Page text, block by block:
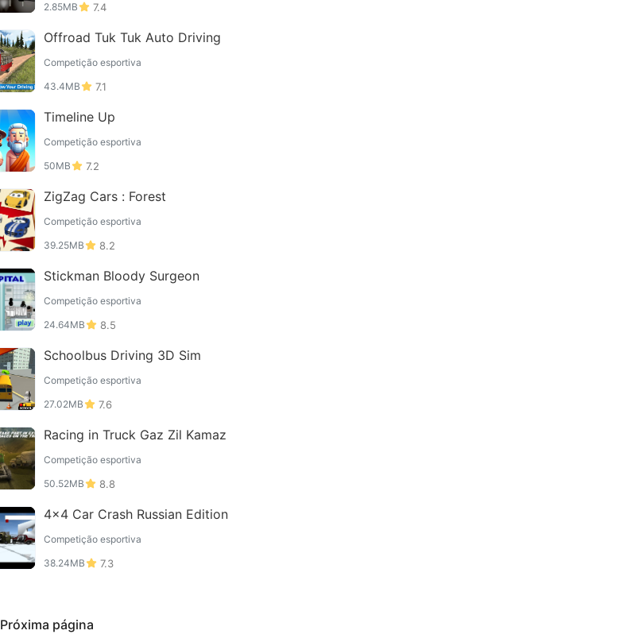
2.85MB
7.4
Offroad Tuk Tuk Auto Driving
Competição esportiva
43.4MB
7.1
Timeline Up
Competição esportiva
50MB
7.2
ZigZag Cars : Forest
Competição esportiva
39.25MB
8.2
Stickman Bloody Surgeon
Competição esportiva
24.64MB
8.5
Schoolbus Driving 3D Sim
Competição esportiva
27.02MB
7.6
Racing in Truck Gaz Zil Kamaz
Competição esportiva
50.52MB
8.8
4x4 Car Crash Russian Edition
Competição esportiva
38.24MB
7.3
Próxima página